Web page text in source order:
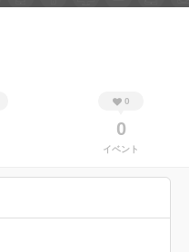
0
0
イベント